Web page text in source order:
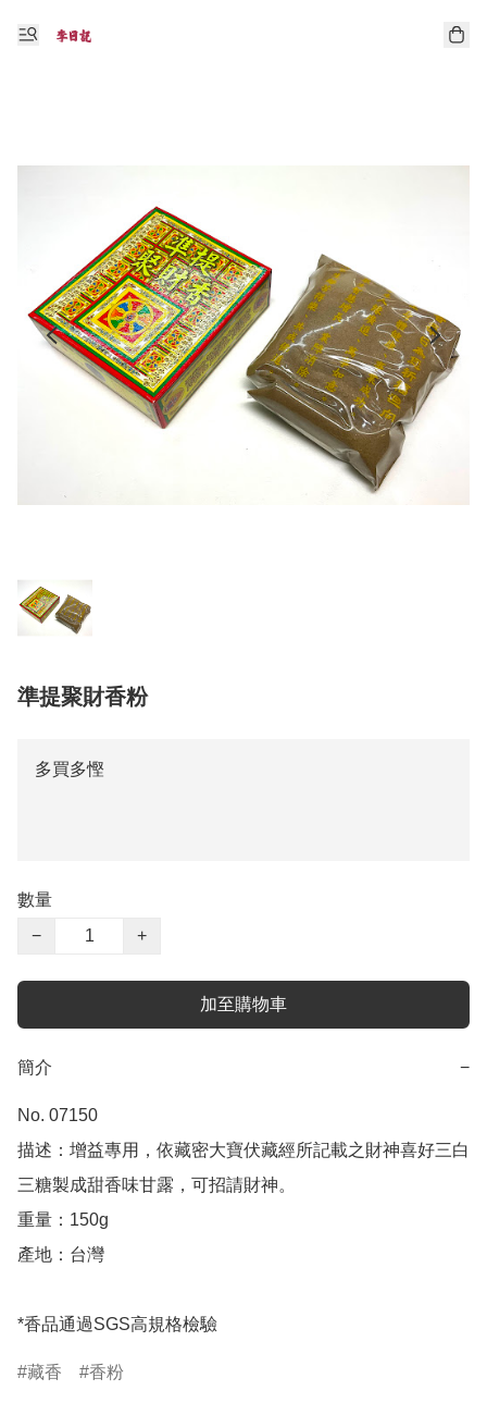
準提聚財香粉
多買多慳
數量
−
+
加至購物車
簡介 −
No. 07150
描述：增益專用，依藏密大寶伏藏經所記載之財神喜好三白
三糖製成甜香味甘露，可招請財神。
重量：150g
產地：台灣
*香品通過SGS高規格檢驗
藏香 香粉